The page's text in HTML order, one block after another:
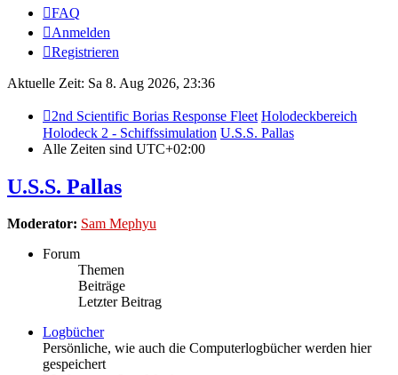
FAQ
Anmelden
Registrieren
Aktuelle Zeit: Sa 8. Aug 2026, 23:36
2nd Scientific Borias Response Fleet Holodeckbereich
Holodeck 2 - Schiffssimulation U.S.S. Pallas
Alle Zeiten sind UTC+02:00
U.S.S. Pallas
Moderator: Sam Mephyu
Forum
Themen
Beiträge
Letzter Beitrag
Logbücher
Persönliche, wie auch die Computerlogbücher werden hier
gespeichert